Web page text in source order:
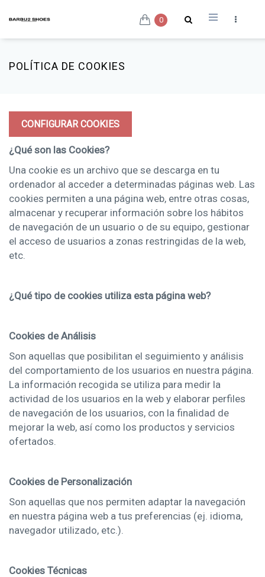
0
POLÍTICA DE COOKIES
CONFIGURAR COOKIES
¿Qué son las Cookies?
Una cookie es un archivo que se descarga en tu
ordenador al acceder a determinadas páginas web. Las
cookies permiten a una página web, entre otras cosas,
almacenar y recuperar información sobre los hábitos
de navegación de un usuario o de su equipo, gestionar
el acceso de usuarios a zonas restringidas de la web,
etc.
¿Qué tipo de cookies utiliza esta página web?
Cookies de Análisis
Son aquellas que posibilitan el seguimiento y análisis
del comportamiento de los usuarios en nuestra página.
La información recogida se utiliza para medir la
actividad de los usuarios en la web y elaborar perfiles
de navegación de los usuarios, con la finalidad de
mejorar la web, así como los productos y servicios
ofertados.
Cookies de Personalización
Son aquellas que nos permiten adaptar la navegación
en nuestra página web a tus preferencias (ej. idioma,
navegador utilizado, etc.).
Cookies Técnicas